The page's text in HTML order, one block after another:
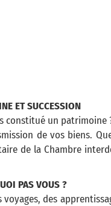
ET SUCCESSION
constitué un patrimoine
de vos biens.
de la Chambre
PAS VOUS ?
des